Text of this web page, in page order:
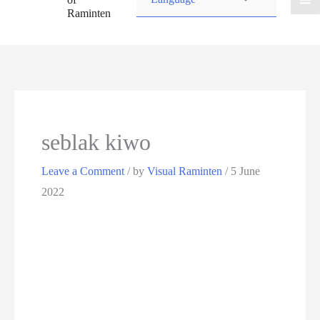
Raminten
seblak kiwo
Leave a Comment / byVisual Raminten/ 5 June
2022